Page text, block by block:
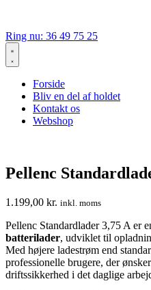
Ring nu: 36 49 75 25
Forside
Bliv en del af holdet
Kontakt os
Webshop
Pellenc
1.199,00 kr. inkl. moms
Pellenc Standardlader 3,75 A er
batterilader, udviklet til
Med højere ladestrøm end
professionelle brugere, der ønsker
driftssikkerhed i det daglige